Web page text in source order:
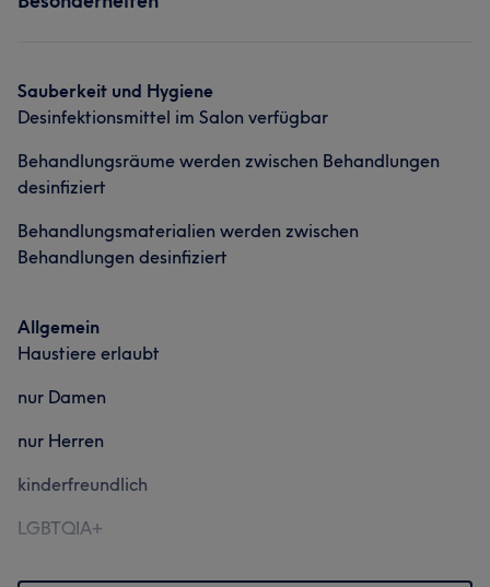
Sauberkeit und Hygiene
Desinfektionsmittel im Salon verfügbar
Behandlungsräume werden zwischen Behandlungen
desinfiziert
Behandlungsmaterialien werden zwischen
Behandlungen desinfiziert
Allgemein
Haustiere erlaubt
nur Damen
nur Herren
kinderfreundlich
LGBTQIA+